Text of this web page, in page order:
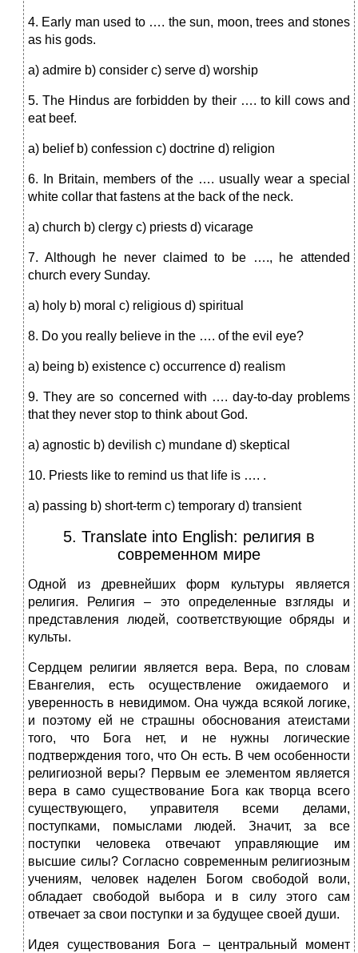
4. Early man used to …. the sun, moon, trees and stones
as his gods.
a) admire b) consider c) serve d) worship
5. The Hindus are forbidden by their …. to kill cows and
eat beef.
a) belief b) confession c) doctrine d) religion
6. In Britain, members of the …. usually wear a special
white collar that fastens at the back of the neck.
a) church b) clergy c) priests d) vicarage
7. Although he never claimed to be …., he attended
church every Sunday.
a) holy b) moral c) religious d) spiritual
8. Do you really believe in the …. of the evil eye?
a) being b) existence c) occurrence d) realism
9. They are so concerned with …. day-to-day problems
that they never stop to think about God.
a) agnostic b) devilish c) mundane d) skeptical
10. Priests like to remind us that life is …. .
a) passing b) short-term c) temporary d) transient
5. Translate into English: религия в
современном мире
Одной из древнейших форм культуры является
религия. Религия – это определенные взгляды и
представления людей, соответствующие обряды и
культы.
Сердцем религии является вера. Вера, по словам
Евангелия, есть осуществление ожидаемого и
уверенность в невидимом. Она чужда всякой логике,
и поэтому ей не страшны обоснования атеистами
того, что Бога нет, и не нужны логические
подтверждения того, что Он есть. В чем особенности
религиозной веры? Первым ее элементом является
вера в само существование Бога как творца всего
существующего, управителя всеми делами,
поступками, помыслами людей. Значит, за все
поступки человека отвечают управляющие им
высшие силы? Согласно современным религиозным
учениям, человек наделен Богом свободой воли,
обладает свободой выбора и в силу этого сам
отвечает за свои поступки и за будущее своей души.
Идея существования Бога – центральный момент